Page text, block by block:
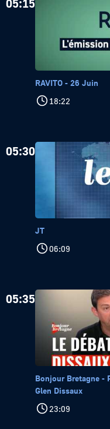
05:15
RAVITO - 26 Juin
18:22
05:30
JT
06:09
05:35
Bonjour Bretagne -
Glen Dissaux
23:09